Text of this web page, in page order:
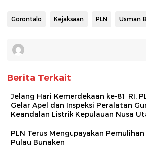
Gorontalo Kejaksaan PLN Usman
Berita Terkait
Jelang Hari Kemerdekaan ke-81 RI,
Gelar Apel dan Inspeksi Peralatan
Keandalan Listrik Kepulauan Nusa
PLN Terus Mengupayakan
Pulau Bunaken